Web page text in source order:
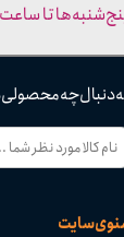
سایت
دنبال چه
تا ساعت